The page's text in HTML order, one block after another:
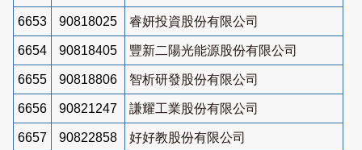
6653 90818025 睿妍投資股份有限公司
6654 90818405 豐新二陽光能源股份有限公司
6655 90818806 智析研發股份有限公司
6656 90821247 謙耀工業股份有限公司
6657 90822858 好好教股份有限公司